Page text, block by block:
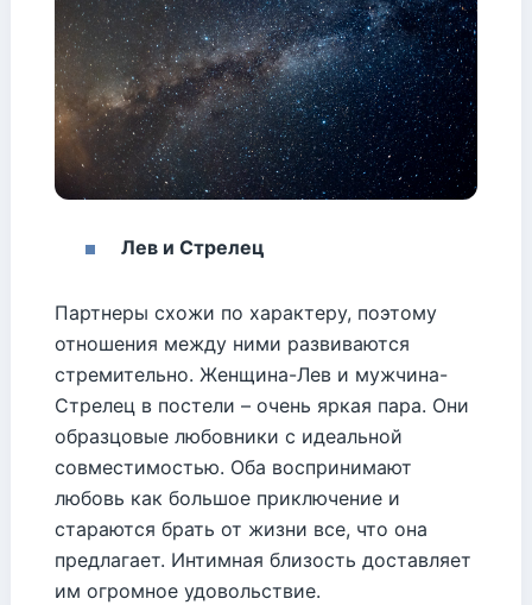
Лев и Стрелец
Партнеры схожи по характеру, поэтому
отношения между ними развиваются
стремительно. Женщина-Лев и мужчина-
Стрелец в постели – очень яркая пара. Они
образцовые любовники с идеальной
совместимостью. Оба воспринимают
любовь как большое приключение и
стараются брать от жизни все, что она
предлагает. Интимная близость доставляет
им огромное удовольствие.